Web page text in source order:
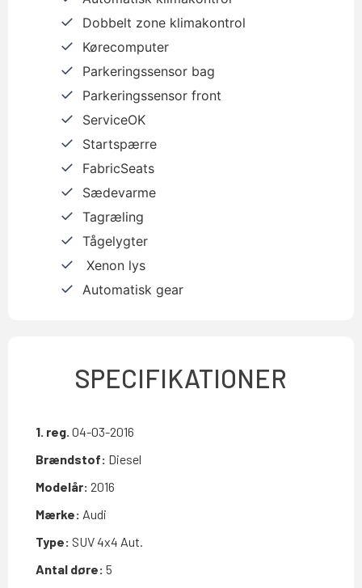
Dobbelt zone klimakontrol
Kørecomputer
Parkeringssensor bag
Parkeringssensor front
ServiceOK
Startspærre
FabricSeats
Sædevarme
Tagræling
Tågelygter
Xenon lys
Automatisk gear
SPECIFIKATIONER
1. reg. 04-03-2016
Brændstof: Diesel
Modelår: 2016
Mærke: Audi
Type: SUV 4x4 Aut.
Antal døre: 5